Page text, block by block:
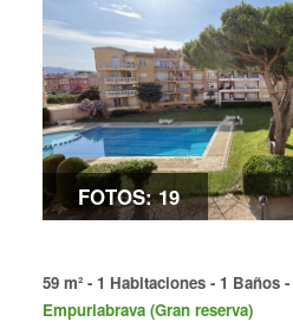
FOTOS: 19
59 m² - 1 Habitaciones - 1 Baños -
Empuriabrava (Gran reserva)